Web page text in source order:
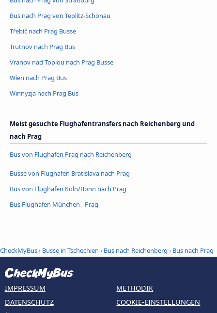
Bus nach Prag von Teplitz-Schönau
Třebíč nach Prag Busse
Trutnov nach Prag Bus
Vranov nad Toplou nach Prag Busse
Wien nach Prag Bus
Winnyzja nach Prag Bus
Meist gesuchte Flughafentransfers nach Reichenberg und
nach Prag
Bus von Flughafen Prag nach Reichenberg
Busse von Flughafen Bratislava nach Prag
Bus von Flughafen Köln/Bonn nach Prag
Bus Flughafen München - Prag
CheckMyBus› Busse in Tschechien › Bus nach Reichenberg › Bus nach Prag
IMPRESSUM
DATENSCHUTZ
METHODIK
COOKIE-EINSTELLUNGEN